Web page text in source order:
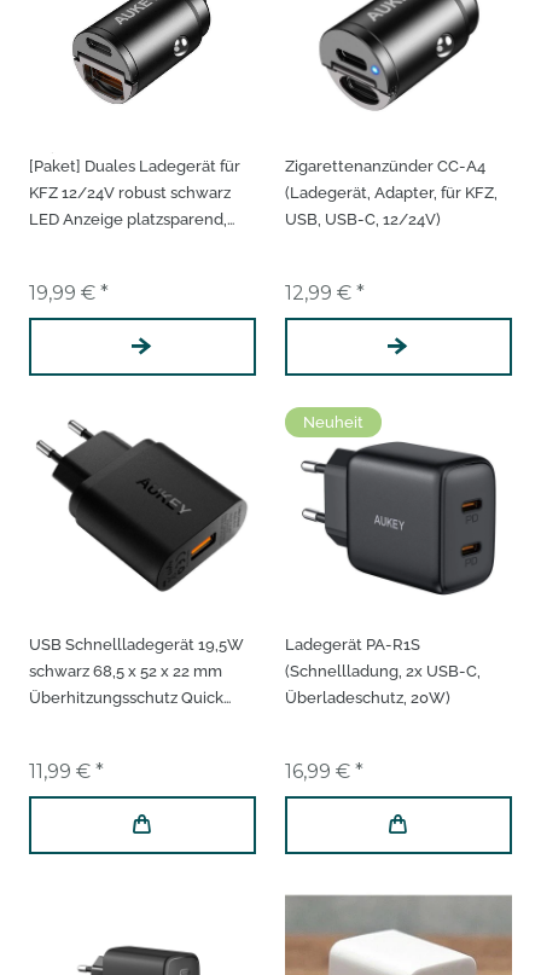
[Paket] Duales Ladegerät für
KFZ 12/24V robust schwarz
LED Anzeige platzsparend,
19,99 € *
Zigarettenanzünder CC-A4
(Ladegerät, Adapter, für KFZ,
USB, USB-C, 12/24V)
12,99 € *
USB Schnellladegerät 19,5W
schwarz 68,5 x 52 x 22 mm
Überhitzungsschutz Quick
11,99 € *
Neuheit
Ladegerät PA-R1S
(Schnellladung, 2x USB-C,
Überladeschutz, 20W)
16,99 € *